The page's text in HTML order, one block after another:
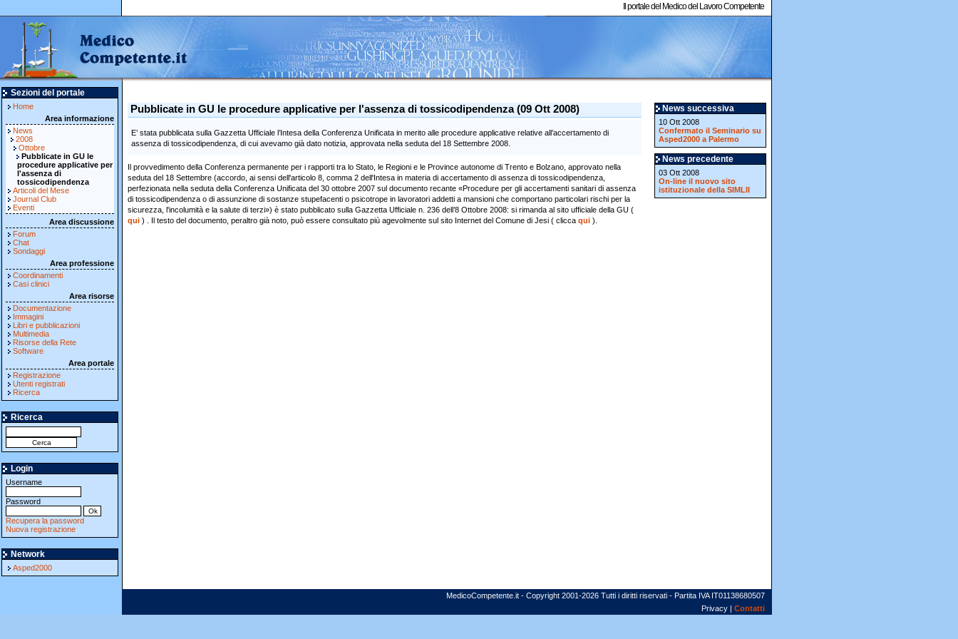
Il portale del Medico del Lavoro Competente
Sezioni del portale
Home
Area informazione
News
2008
Ottobre
Pubblicate in GU le
procedure applicative per
l'assenza di
tossicodipendenza
Articoli del Mese
Journal Club
Eventi
Area discussione
Forum
Chat
Sondaggi
Area professione
Coordinamenti
Casi clinici
Area risorse
Documentazione
Immagini
Libri e pubblicazioni
Multimedia
Risorse della Rete
Software
Area portale
Registrazione
Utenti registrati
Ricerca
Ricerca
Login
Username
Password
Recupera la password
Nuova registrazione
Network
Asped2000
News successiva
10 Ott 2008
Confermato il Seminario su
Asped2000 a Palermo
News precedente
03 Ott 2008
On-line il nuovo sito
istituzionale della SIMLII
Pubblicate in GU le procedure applicative per l'assenza di tossicodipendenza (09 Ott 2008)
E’ stata pubblicata sulla Gazzetta Ufficiale l’Intesa della Conferenza Unificata in merito alle procedure applicative relative all’accertamento di
assenza di tossicodipendenza, di cui avevamo già dato notizia, approvata nella seduta del 18 Settembre 2008.
Il provvedimento della Conferenza permanente per i rapporti tra lo Stato, le Regioni e le Province autonome di Trento e Bolzano, approvato nella
seduta del 18 Settembre (accordo, ai sensi dell'articolo 8, comma 2 dell'Intesa in materia di accertamento di assenza di tossicodipendenza,
perfezionata nella seduta della Conferenza Unificata del 30 ottobre 2007 sul documento recante «Procedure per gli accertamenti sanitari di assenza
di tossicodipendenza o di assunzione di sostanze stupefacenti o psicotrope in lavoratori addetti a mansioni che comportano particolari rischi per la
sicurezza, l'incolumità e la salute di terzi») è stato pubblicato sulla Gazzetta Ufficiale n. 236 dell’8 Ottobre 2008: si rimanda al sito ufficiale della GU (
qui ) . Il testo del documento, peraltro già noto, può essere consultato più agevolmente sul sito Internet del Comune di Jesi ( clicca qui ).
MedicoCompetente.it - Copyright 2001-2026 Tutti i diritti riservati - Partita IVA IT01138680507
Privacy | Contatti